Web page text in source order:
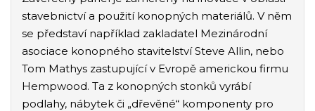
stavebnictví a použití konopných materiálů. V něm
se představí například zakladatel Mezinárodní
asociace konopného stavitelství Steve Allin, nebo
Tom Mathys zastupující v Evropě americkou firmu
Hempwood. Ta z konopných stonků vyrábí
podlahy, nábytek či „dřevěné“ komponenty pro